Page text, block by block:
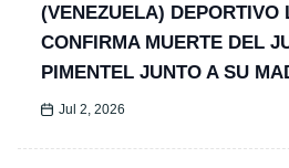
(VENEZUELA) DEPORTIVO
CONFIRMA MUERTE DEL
PIMENTEL JUNTO A SU
Jul 2, 2026